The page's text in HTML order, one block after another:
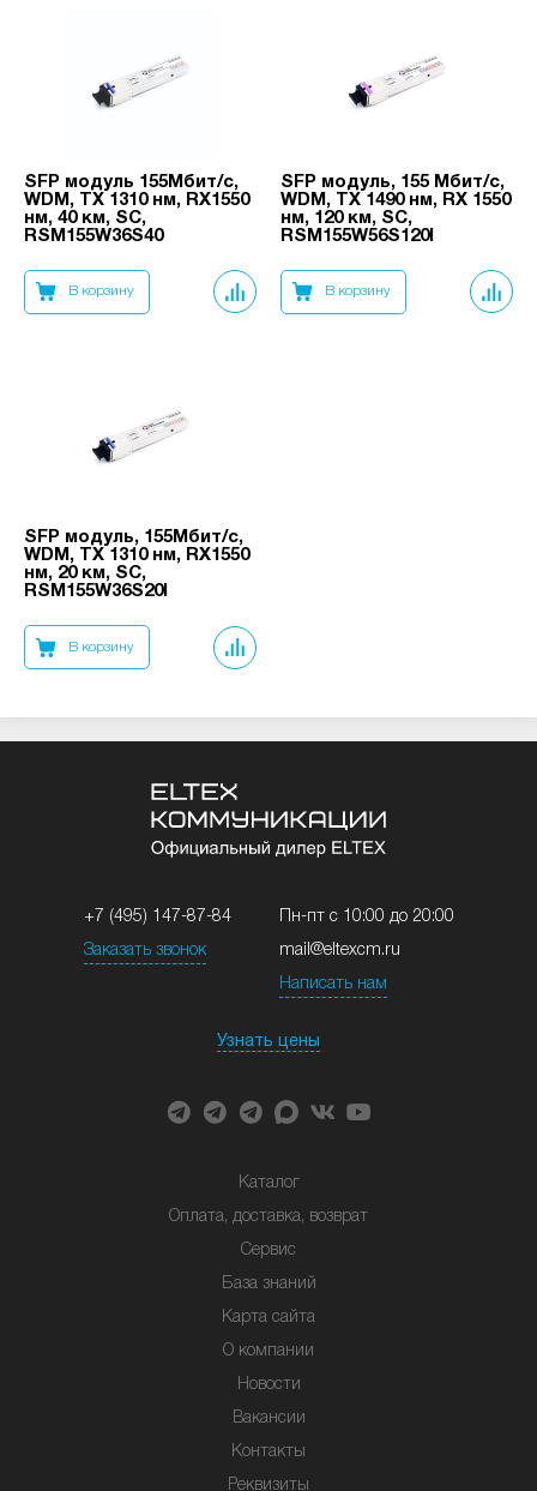
SFP модуль 155Мбит/с,
WDM, TX 1310 нм, RX1550
нм, 40 км, SC,
RSM155W36S40
В корзину
SFP модуль, 155 Мбит/с,
WDM, TX 1490 нм, RX 1550
нм, 120 км, SC,
RSM155W56S120I
В корзину
SFP модуль, 155Мбит/с,
WDM, TX 1310 нм, RX1550
нм, 20 км, SC,
RSM155W36S20I
В корзину
+7 (495) 147-87-84
Заказать звонок
Пн-пт с 10:00 до 20:00
mail@eltexcm.ru
Написать нам
Узнать цены
Каталог
Оплата, доставка, возврат
Сервис
База знаний
Карта сайта
О компании
Новости
Вакансии
Контакты
Реквизиты